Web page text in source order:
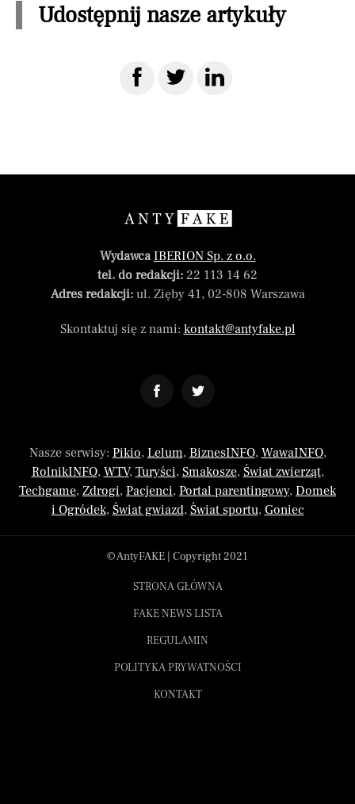
Udostępnij nasze artykuły
WydawcaIBERION Sp. z o.o.
tel. do redakcji: 22 113 14 62
Adres redakcji:ul. Zięby 41, 02-808 Warszawa
Skontaktuj się z nami: kontakt@antyfake.pl
Nasze serwisy: Pikio, Lelum, BiznesINFO, WawaINFO,
RolnikINFO, WTV, Turyści, Smakosze, Świat zwierząt,
Techgame, Zdrogi, Pacjenci, Portal parentingowy, Domek
i Ogródek, Świat gwiazd, Świat sportu, Goniec
© AntyFAKE | Copyright 2021
STRONA GŁÓWNA
FAKE NEWS LISTA
REGULAMIN
POLITYKA PRYWATNOŚCI
KONTAKT